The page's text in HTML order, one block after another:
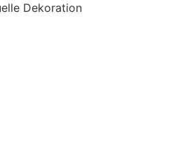
Dekoration